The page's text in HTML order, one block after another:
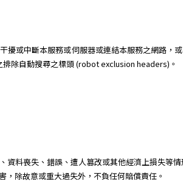
或中斷本服務或伺服器或連結本服務之網路，
除自動搜尋之標頭 (robot exclusion headers)。
料喪失、錯誤、遭人篡改或其他經濟上損失等
除故意或重大過失外，不負任何賠償責任。